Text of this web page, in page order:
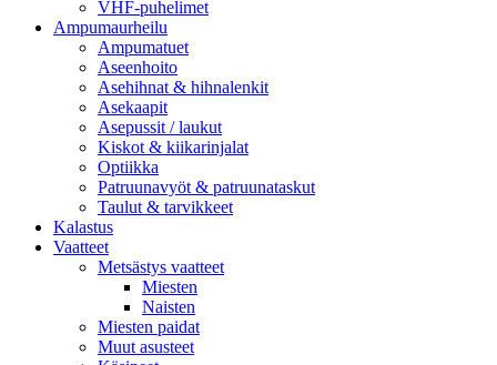
VHF-puhelimet
Ampumaurheilu
Ampumatuet
Aseenhoito
Asehihnat & hihnalenkit
Asekaapit
Asepussit / laukut
Kiskot & kiikarinjalat
Optiikka
Patruunavyöt & patruunataskut
Taulut & tarvikkeet
Kalastus
Vaatteet
Metsästys vaatteet
Miesten
Naisten
Miesten paidat
Muut asusteet